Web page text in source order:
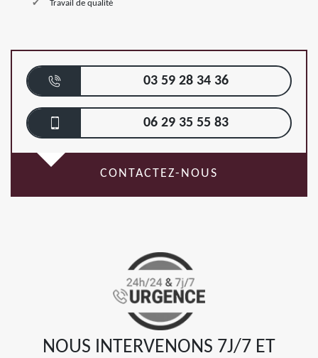
Travail de qualité
03 59 28 34 36
06 29 35 55 83
CONTACTEZ-NOUS
NOUS INTERVENONS 7J/7 ET